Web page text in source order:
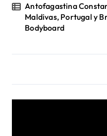
Antofagastina
Maldivas, Portugal y
Bodyboard